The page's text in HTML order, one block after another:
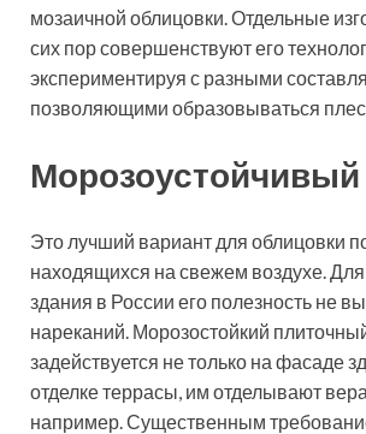
мозаичной облицовки. Отдельные
сих пор совершенствуют его
экспериментируя с разными
позволяющими образовываться
Морозоустойчивый
Это лучший вариант для облицовки
находящихся на свежем воздухе.
здания в России его полезность не
нареканий. Морозостойкий
задействуется не только на фасаде
отделке террасы, им отделывают
например. Существенным